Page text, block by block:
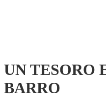
UN TESORO
BARRO